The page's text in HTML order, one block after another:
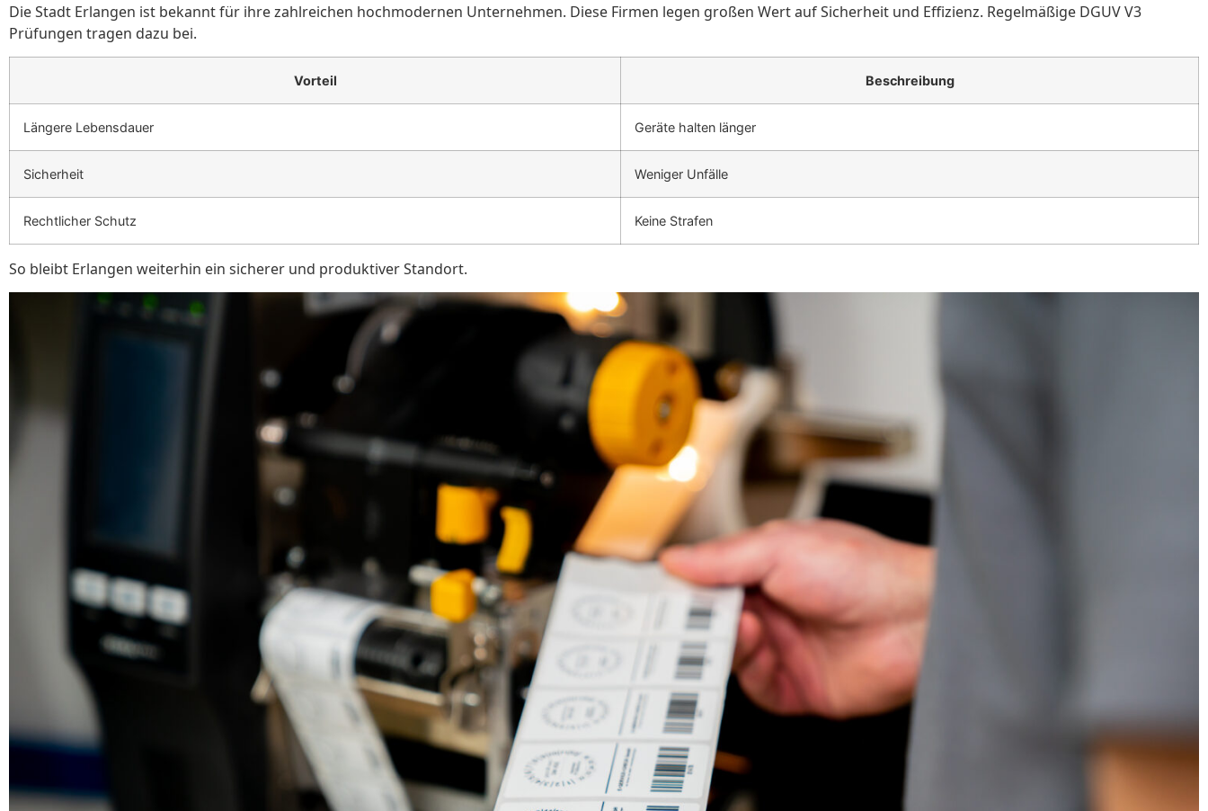
Die Stadt Erlangen ist bekannt für ihre zahlreichen hochmodernen Unternehmen. Diese Firmen legen großen Wert auf Sicherheit und Effizienz. Regelmäßige DGUV V3
Prüfungen tragen dazu bei.
Vorteil Beschreibung
Längere Lebensdauer Geräte halten länger
Sicherheit Weniger Unfälle
Rechtlicher Schutz Keine Strafen
So bleibt Erlangen weiterhin ein sicherer und produktiver Standort.